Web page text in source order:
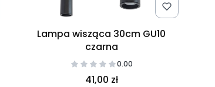
Lampa wisząca 30cm GU10
czarna
0.00
41,00 zł